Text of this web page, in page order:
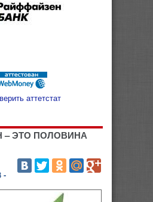
аттетстат
– ЭТО ПОЛОВИНА
-